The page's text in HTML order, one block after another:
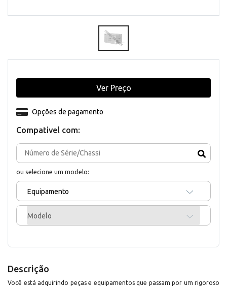
Compativel com:
ou selecione um modelo:
Equipamento
Modelo
Opções de pagamento
Ver Preço
Descrição
Você está adquirindo peças e equipamentos que passam por um rigoroso